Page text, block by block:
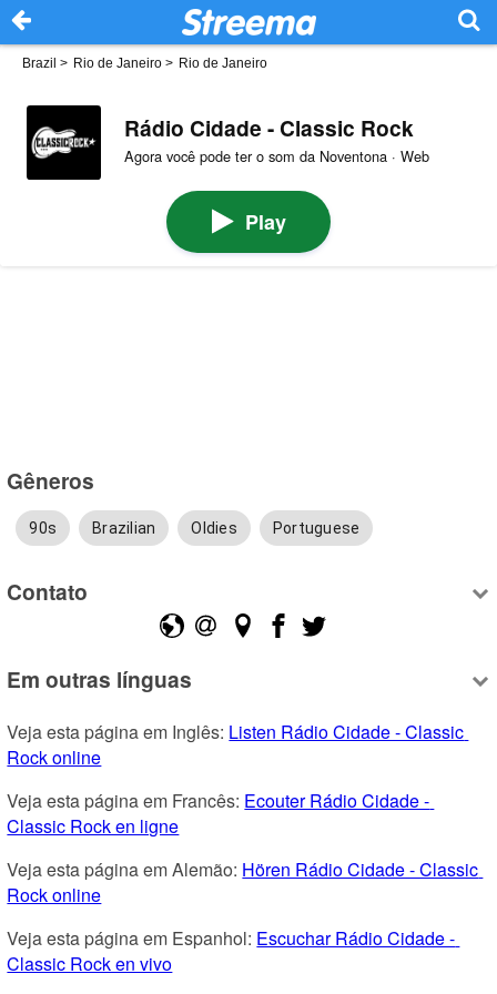
Brazil > Rio de Janeiro > Rio de Janeiro
Rádio Cidade - Classic Rock
Agora você pode ter o som da Noventona · Web
Play
Gêneros
90s Brazilian Oldies Portuguese
Contato
Em outras línguas
Veja esta página em Inglês: Listen Rádio Cidade - Classic
Rock online
Veja esta página em Francês: Ecouter Rádio Cidade -
Classic Rock en ligne
Veja esta página em Alemão: Hören Rádio Cidade - Classic
Rock online
Veja esta página em Espanhol: Escuchar Rádio Cidade -
Classic Rock en vivo